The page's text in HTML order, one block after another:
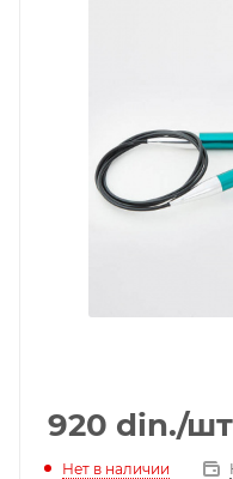
920 din./шт
Нет в наличии